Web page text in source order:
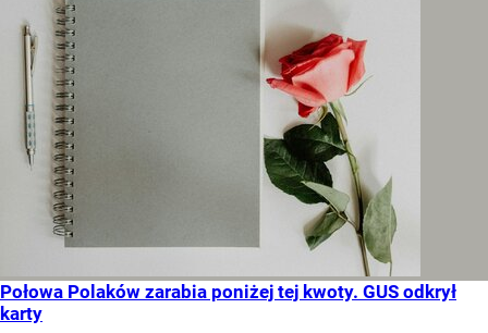
Połowa Polaków zarabia poniżej tej kwoty. GUS odkrył
karty